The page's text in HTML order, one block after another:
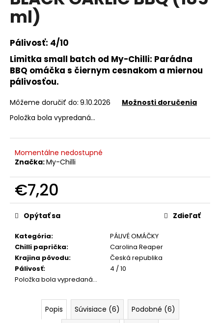
hviezdičiek.
ml)
Pálivosť: 4/10
Limitka small batch od My-Chilli: Parádna
BBQ omáčka s čiernym cesnakom a miernou
pálivosťou.
Môžeme doručiť do: 9.10.2026
Možnosti doručenia
Položka bola vypredaná…
Momentálne nedostupné
Značka:My-Chilli
€7,20
Jednotková
cena:
Kategória:
PÁLIVÉ OMÁČKY
Chilli paprička:
Carolina Reaper
Krajina pôvodu:
Česká republika
Pálivosť:
4 / 10
Položka bola vypredaná…
Opýtať sa Zdieľať
Popis Súvisiace (6)
Podobné (6)
á
j
s
ť
?
HĽADAŤ
O
d
p
o
r
ú
č
a
m
e
PÁRTY